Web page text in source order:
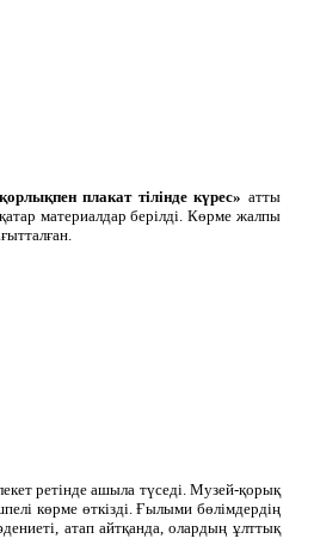
плакат тілінде күрес» атты
материалдар берілді. Көрме жалпы
ретінде ашыла түседі. Музей-қорық
көрме өткізді. Ғылыми бөлімдердің
атап айтқанда, олардың ұлттық